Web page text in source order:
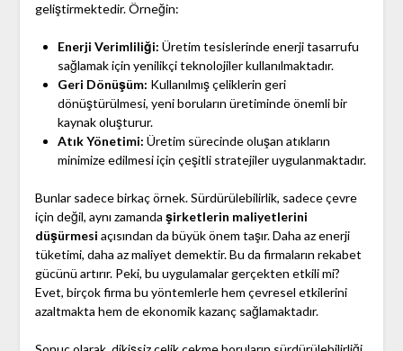
geliştirmektedir. Örneğin:
Enerji Verimliliği: Üretim tesislerinde enerji tasarrufu
sağlamak için yenilikçi teknolojiler kullanılmaktadır.
Geri Dönüşüm: Kullanılmış çeliklerin geri
dönüştürülmesi, yeni boruların üretiminde önemli bir
kaynak oluşturur.
Atık Yönetimi: Üretim sürecinde oluşan atıkların
minimize edilmesi için çeşitli stratejiler uygulanmaktadır.
Bunlar sadece birkaç örnek. Sürdürülebilirlik, sadece çevre
için değil, aynı zamanda şirketlerin maliyetlerini
düşürmesi açısından da büyük önem taşır. Daha az enerji
tüketimi, daha az maliyet demektir. Bu da firmaların rekabet
gücünü artırır. Peki, bu uygulamalar gerçekten etkili mi?
Evet, birçok firma bu yöntemlerle hem çevresel etkilerini
azaltmakta hem de ekonomik kazanç sağlamaktadır.